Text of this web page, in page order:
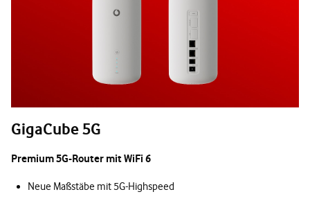
GigaCube 5G
Premium 5G-Router mit WiFi 6
Neue Maßstäbe mit 5G-Highspeed